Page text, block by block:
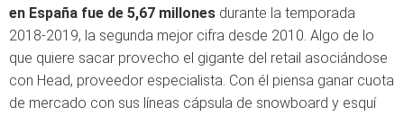
en España fue de 5,67 millones durante la temporada
2018-2019, la segunda mejor cifra desde 2010. Algo de lo
que quiere sacar provecho el gigante del retail asociándose
con Head, proveedor especialista. Con él piensa ganar cuota
de mercado con sus líneas cápsula de snowboard y esquí